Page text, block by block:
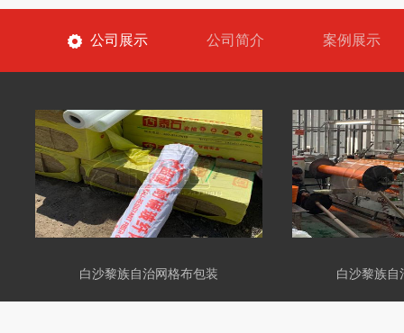
公司展示 公司简介 案例展示
白沙黎族自治网格布包装 白沙黎族自治网格